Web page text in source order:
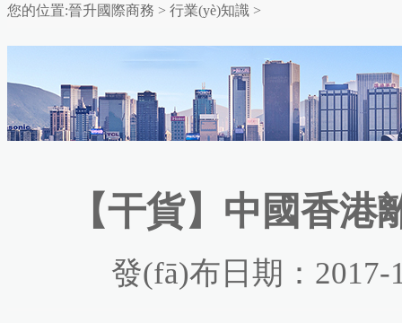
您的位置:晉升國際商務 > 行業(yè)知識 >
【干貨】中國香
發(fā)布日期：2017-